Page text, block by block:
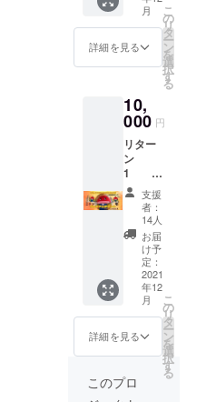
とメー
ルアド
レスの
報とし
て伝わ
ります
ので、
匿名で
のご支
援も可
能で
す。
枚を送
らせて
頂きま
す。
月
詳細を見る
こ
の
リ
タ
ー
ン
を
選
択
す
る
10,
000 円
リター
ン
1
はん
くろう
HANKU
ROW商
品購入
時20％
割引チ
ケット
（サー
ビスが
存続す
る限
り）
ホーム
ページ
支援
者：
14人
お届
け予
定：
2021
年12
月
詳細を見る
こ
の
リ
タ
ー
ン
を
選
択
す
る
このプロ